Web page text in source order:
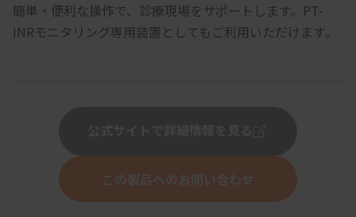
簡単・便利な操作で、診療現場をサポートします。PT-
INRモニタリング専用装置としてもご利用いただけます。
この製品へのお問い合わせ